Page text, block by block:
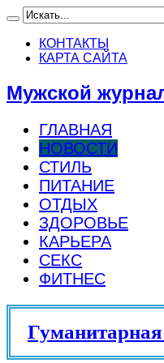
КОНТАКТЫ
КАРТА САЙТА
Мужской
ГЛАВНАЯ
НОВОСТИ
СТИЛЬ
ПИТАНИЕ
ОТДЫХ
ЗДОРОВЬЕ
КАРЬЕРА
СЕКС
ФИТНЕС